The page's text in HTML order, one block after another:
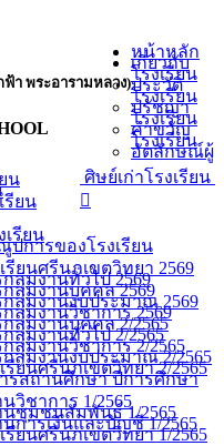
า พระอารามหลวง)
ศิษย์เก่าโรงเรียน
หน้าหลัก
เกี่ยวกับ
โรงเรียน
ประวัติ
โรงเรียน
ปรัชญา
โรงเรียน
คำขวัญ
โรงเรียน
อัตลักษณ์ผู้
น
รียน
เรียน
การของโรงเรียน
ยนศรีนภเขตวิทยา 2569
ลุ่มงานทั่วไป 2569
ลุ่มงานบุคคล 2569
ลุ่มงานงบประมาณ 2569
ลุ่มงานวิชาการ 2569
ลุ่มงานบุคคล 2/2565
ลุ่มงานทั่วไป 2/2565
ลุ่มงานวิชาการ 2/2565
ลุ่มงานงบประมาณ 2/2565
ยนศรีนภเขตวิทยา 2/2565
รสถานศึกษา ปีการศึกษา
วิชาการ 1/2565
นชุมชนสัมพันธ์ 1/2565
การเงินและบัญชี 1/2565
ยนศรีนภเขตวิทยา 1/2565